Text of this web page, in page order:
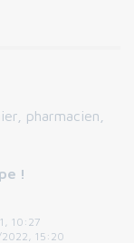
pharmacien,
!
10:27
15:20